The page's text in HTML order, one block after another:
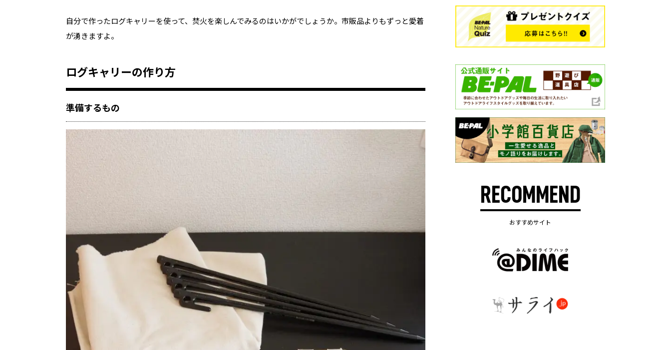
自分で作ったログキャリーを使って、焚火を楽しんでみるのはいかがでしょうか。市販品よりもずっと愛着
が湧きますよ。
ログキャリーの作り方
準備するもの
RECOMMEND
おすすめサイト